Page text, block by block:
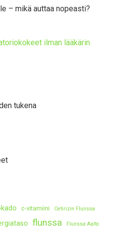
– mikä auttaa nopeasti?
ilman lääkärin
tukena
c-vitamiini Cetirizin Flunssa
flunssa Flunssa Aalto